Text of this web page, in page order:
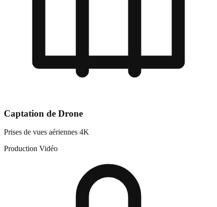
Captation de Drone
Prises de vues aériennes 4K
Production Vidéo